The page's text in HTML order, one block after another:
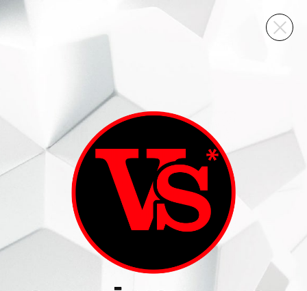
ВИННЫЙ СКЛАД